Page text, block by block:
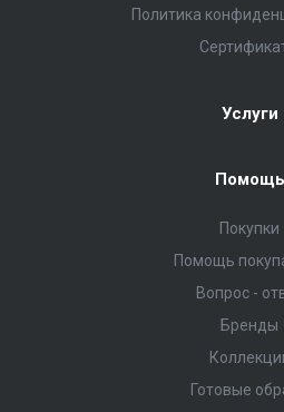
Политика
Услуги
Помощь
Покупки
Помощь
Вопрос -
Бренды
Готовые